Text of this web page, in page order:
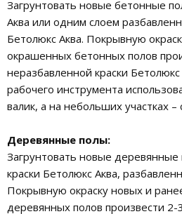
Загрунтовать новые бетонные
Аква или одним слоем
Бетолюкс Аква. Покрывную
окрашенных бетонных полов
неразбавленной краски Бетолюкс
рабочего инструмента
валик, а на небольших участках –
Деревянные полы:
Загрунтовать новые
краски Бетолюкс Аква,
Покрывную окраску новых и
деревянных полов произвести 2-